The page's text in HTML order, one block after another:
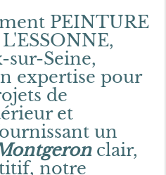
PEINTURE
sur-Seine,
expertise pour
de
et
un
clair,
notre